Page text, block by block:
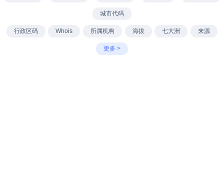
城市代码
行政区码 Whois 所属机构 海拔 七大洲 来源
更多 >